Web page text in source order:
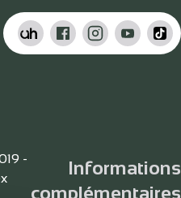
-
Informations
complémentaires